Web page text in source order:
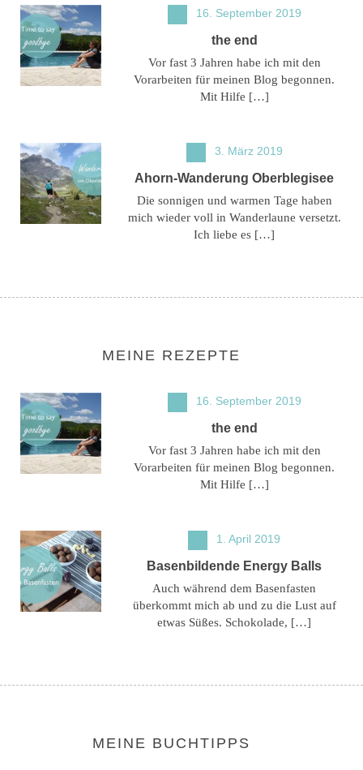
16. September 2019
the end
Vor fast 3 Jahren habe ich mit den
Vorarbeiten für meinen Blog begonnen.
Mit Hilfe […]
3. März 2019
Ahorn-Wanderung Oberblegisee
Die sonnigen und warmen Tage haben
mich wieder voll in Wanderlaune versetzt.
Ich liebe es […]
MEINE REZEPTE
16. September 2019
the end
Vor fast 3 Jahren habe ich mit den
Vorarbeiten für meinen Blog begonnen.
Mit Hilfe […]
1. April 2019
Basenbildende Energy Balls
Auch während dem Basenfasten
überkommt mich ab und zu die Lust auf
etwas Süßes. Schokolade, […]
MEINE BUCHTIPPS